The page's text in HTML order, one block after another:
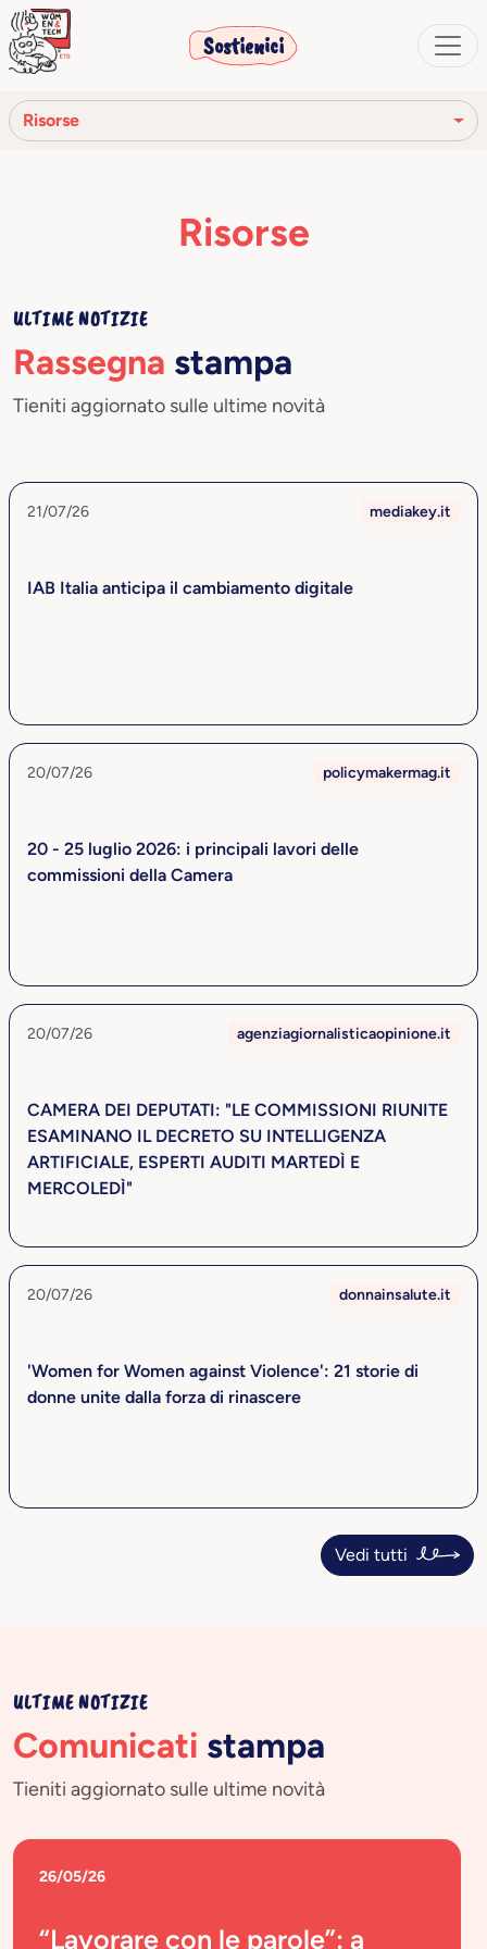
Sostienici
Risorse
Comunicati stampa
Risorse
ULTIME NOTIZIE
Rassegna stampa
Tieniti aggiornato sulle ultime novità
21/07/26 mediakey.it
IAB Italia anticipa il cambiamento digitale
20/07/26 policymakermag.it
20 - 25 luglio 2026: i principali lavori delle
commissioni della Camera
20/07/26 agenziagiornalisticaopinione.it
CAMERA DEI DEPUTATI: "LE COMMISSIONI RIUNITE
ESAMINANO IL DECRETO SU INTELLIGENZA
ARTIFICIALE, ESPERTI AUDITI MARTEDÌ E
MERCOLEDÌ"
20/07/26 donnainsalute.it
'Women for Women against Violence': 21 storie di
donne unite dalla forza di rinascere
Vedi tutti
ULTIME NOTIZIE
Comunicati stampa
Tieniti aggiornato sulle ultime novità
26/05/26
“Lavorare con le parole”: a